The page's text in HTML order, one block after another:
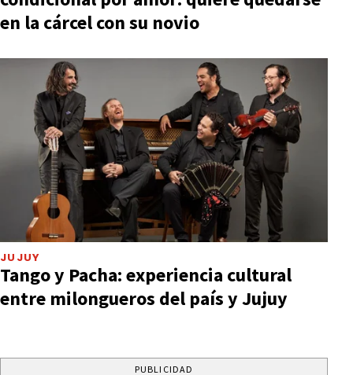
en la cárcel con su novio
JUJUY
Tango y Pacha: experiencia cultural
entre milongueros del país y Jujuy
PUBLICIDAD